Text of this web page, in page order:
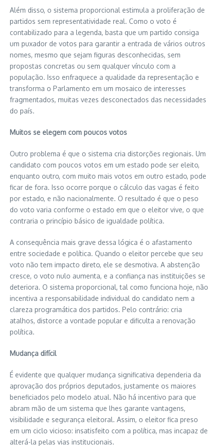
Além disso, o sistema proporcional estimula a proliferação de
partidos sem representatividade real. Como o voto é
contabilizado para a legenda, basta que um partido consiga
um puxador de votos para garantir a entrada de vários outros
nomes, mesmo que sejam figuras desconhecidas, sem
propostas concretas ou sem qualquer vínculo com a
população. Isso enfraquece a qualidade da representação e
transforma o Parlamento em um mosaico de interesses
fragmentados, muitas vezes desconectados das necessidades
do país.
Muitos se elegem com poucos votos
Outro problema é que o sistema cria distorções regionais. Um
candidato com poucos votos em um estado pode ser eleito,
enquanto outro, com muito mais votos em outro estado, pode
ficar de fora. Isso ocorre porque o cálculo das vagas é feito
por estado, e não nacionalmente. O resultado é que o peso
do voto varia conforme o estado em que o eleitor vive, o que
contraria o princípio básico de igualdade política.
A consequência mais grave dessa lógica é o afastamento
entre sociedade e política. Quando o eleitor percebe que seu
voto não tem impacto direto, ele se desmotiva. A abstenção
cresce, o voto nulo aumenta, e a confiança nas instituições se
deteriora. O sistema proporcional, tal como funciona hoje, não
incentiva a responsabilidade individual do candidato nem a
clareza programática dos partidos. Pelo contrário: cria
atalhos, distorce a vontade popular e dificulta a renovação
política.
Mudança difícil
É evidente que qualquer mudança significativa dependeria da
aprovação dos próprios deputados, justamente os maiores
beneficiados pelo modelo atual. Não há incentivo para que
abram mão de um sistema que lhes garante vantagens,
visibilidade e segurança eleitoral. Assim, o eleitor fica preso
em um ciclo vicioso: insatisfeito com a política, mas incapaz de
alterá-la pelas vias institucionais.